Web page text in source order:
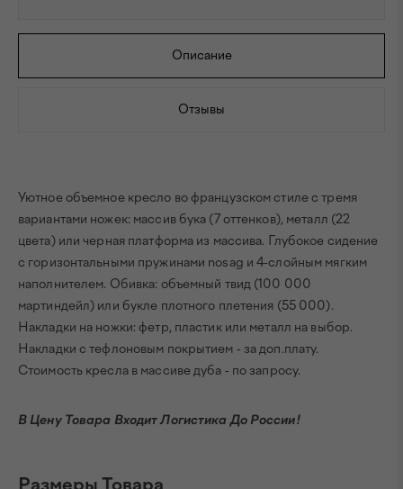
Описание
Отзывы
Уютное объемное кресло во французском стиле с тремя
вариантами ножек: массив бука (7 оттенков), металл (22
цвета) или черная платформа из массива. Глубокое сидение
с горизонтальными пружинами nosag и 4-слойным мягким
наполнителем. Обивка: объемный твид (100 000
мартиндейл) или букле плотного плетения (55 000).
Накладки на ножки: фетр, пластик или металл на выбор.
Накладки с тефлоновым покрытием - за доп.плату.
Стоимость кресла в массиве дуба - по запросу.
В Цену Товара Входит Логистика До России!
Размеры Товара